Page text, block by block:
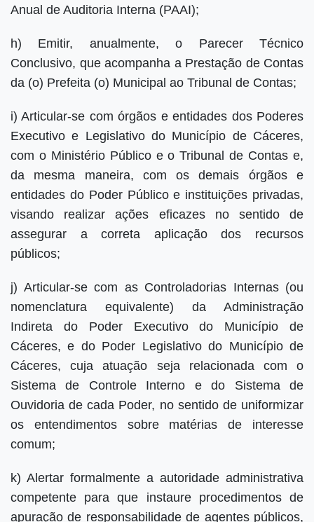
Anual de Auditoria Interna (PAAI);
h) Emitir, anualmente, o Parecer Técnico
Conclusivo, que acompanha a Prestação de Contas
da (o) Prefeita (o) Municipal ao Tribunal de Contas;
i) Articular-se com órgãos e entidades dos Poderes
Executivo e Legislativo do Município de Cáceres,
com o Ministério Público e o Tribunal de Contas e,
da mesma maneira, com os demais órgãos e
entidades do Poder Público e instituições privadas,
visando realizar ações eficazes no sentido de
assegurar a correta aplicação dos recursos
públicos;
j) Articular-se com as Controladorias Internas (ou
nomenclatura equivalente) da Administração
Indireta do Poder Executivo do Município de
Cáceres, e do Poder Legislativo do Município de
Cáceres, cuja atuação seja relacionada com o
Sistema de Controle Interno e do Sistema de
Ouvidoria de cada Poder, no sentido de uniformizar
os entendimentos sobre matérias de interesse
comum;
k) Alertar formalmente a autoridade administrativa
competente para que instaure procedimentos de
apuração de responsabilidade de agentes públicos,